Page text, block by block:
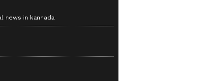
news in kannada